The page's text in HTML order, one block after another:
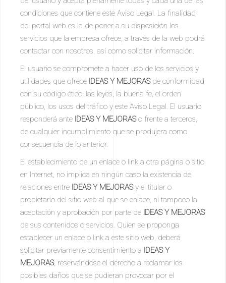
condiciones que contiene este Aviso Legal. La finalidad
del portal web es la de poner a su disposición los
servicios que la empresa ofrece, a través de la web podrá
contactar con nosotros, así como solicitar información.
El usuario se compromete a hacer uso de los servicios y
utilidades que ofrece IDEAS Y MEJORASde conformidad
con su código ético, las leyes, la buena fe, el orden
público, los usos del tráfico y este Aviso Legal. El usuario
responderá ante IDEAS Y MEJORASo frente a terceros,
de cualquier incumplimiento que se produjera como
consecuencia de lo anterior.
El establecimiento de un enlace o link a otra página o sitio
en Internet, no implica en ningún caso la existencia de
relaciones entre IDEAS Y MEJORASy el titular o
propietario del sitio web al que se enlace, ni tampoco la
aceptación y aprobación por parte de IDEAS Y MEJORAS
de sus contenidos o servicios. Quien se proponga
establecer un enlace o link a este sitio web, deberá
solicitar previamente consentimiento a IDEAS Y
MEJORAS, reservándose el derecho a reclamar los
posibles daños que se pudieran provocar por el